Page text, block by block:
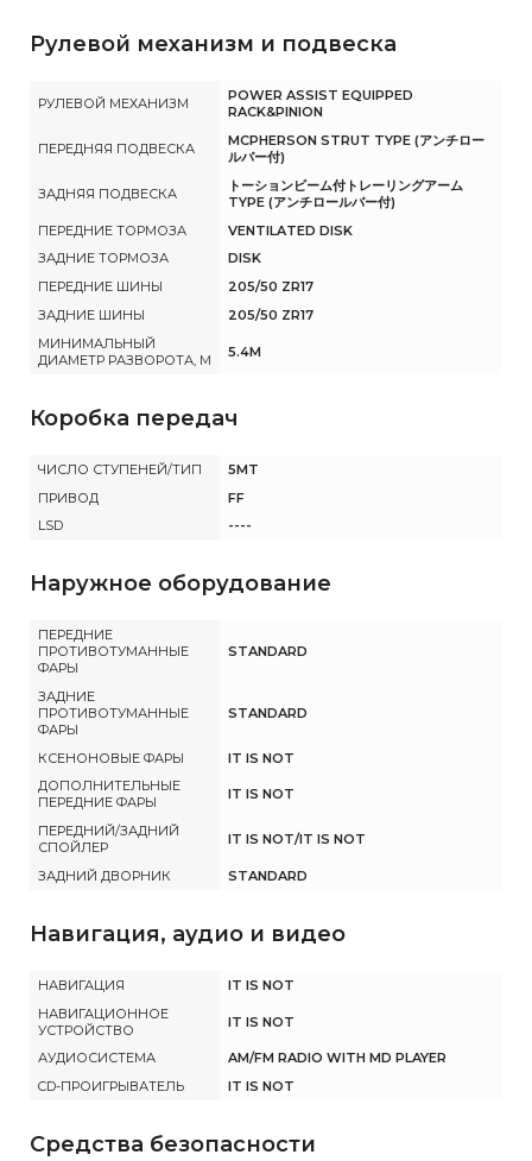
Рулевой механизм и подвеска
РУЛЕВОЙ МЕХАНИЗМ
POWER ASSIST EQUIPPED
RACK&PINION
ПЕРЕДНЯЯ ПОДВЕСКА
MCPHERSON STRUT TYPE (アンチロー
ルバー付)
ЗАДНЯЯ ПОДВЕСКА
トーションビーム付トレーリングアーム
TYPE (アンチロールバー付)
ПЕРЕДНИЕ ТОРМОЗА
VENTILATED DISK
ЗАДНИЕ ТОРМОЗА
DISK
ПЕРЕДНИЕ ШИНЫ
205/50 ZR17
ЗАДНИЕ ШИНЫ
205/50 ZR17
МИНИМАЛЬНЫЙ
ДИАМЕТР РАЗВОРОТА, М
5.4M
Коробка передач
ЧИСЛО СТУПЕНЕЙ/ТИП
5MT
ПРИВОД
FF
LSD
----
Наружное оборудование
ПЕРЕДНИЕ
ПРОТИВОТУМАННЫЕ
ФАРЫ
STANDARD
ЗАДНИЕ
ПРОТИВОТУМАННЫЕ
ФАРЫ
STANDARD
КСЕНОНОВЫЕ ФАРЫ
IT IS NOT
ДОПОЛНИТЕЛЬНЫЕ
ПЕРЕДНИЕ ФАРЫ
IT IS NOT
ПЕРЕДНИЙ/ЗАДНИЙ
СПОЙЛЕР
IT IS NOT/IT IS NOT
ЗАДНИЙ ДВОРНИК STANDARD
Навигация, аудио и видео
НАВИГАЦИЯ
IT IS NOT
НАВИГАЦИОННОЕ
УСТРОЙСТВО
IT IS NOT
АУДИОСИСТЕМА
AM/FM RADIO WITH MD PLAYER
CD-ПРОИГРЫВАТЕЛЬ
IT IS NOT
Средства безопасности